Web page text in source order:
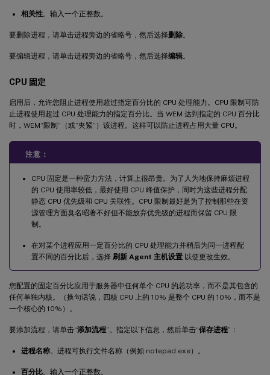
相关性。输入一个正整数。
要删除进程，请单击进程旁边的省略号，然后选择删除。
要编辑进程，请单击进程旁边的省略号，然后选择编辑。
CPU 固定
启用后，允许您阻止进程使用超过指定百分比的 CPU 处理能力。CPU 限制可防
止进程使用超过 CPU 处理能力的指定百分比。当 WEM 达到指定的 CPU 百分比
时，WEM“限制”（或“夹紧”）该进程。这样可以防止进程占用大量 CPU。
注意：
CPU 固定是一种蛮力方法，计算上很昂贵。为了人为地保持麻烦进程
的 CPU 使用率较低，最好使用 CPU 峰值保护，同时为这些进程分配
静态 CPU 优先级和 CPU 关联性。CPU 限制最好是为了控制那些在资
源管理方面臭名昭著不好但不能放弃优先级的进程而保留 CPU 限
制。
在对某个进程应用一定百分比的 CPU 处理能力并稍后为同一进程配
置不同的百分比后，选择 刷新 Agent 主机设置 以使更改生效。
您配置的固定百分比应用于服务器中任何单个 CPU 的总功率，而不是其包含的
任何单独内核。（换句话说，四核 CPU 上的 10% 是整个 CPU 的 10%，而不是
一个核心的 10%）。
要添加流程，请单击“添加流程”。指定以下信息，然后单击“保存进程”：
进程名称。进程可执行文件名称（例如 notepad.exe）。
百分比。输入一个正整数。